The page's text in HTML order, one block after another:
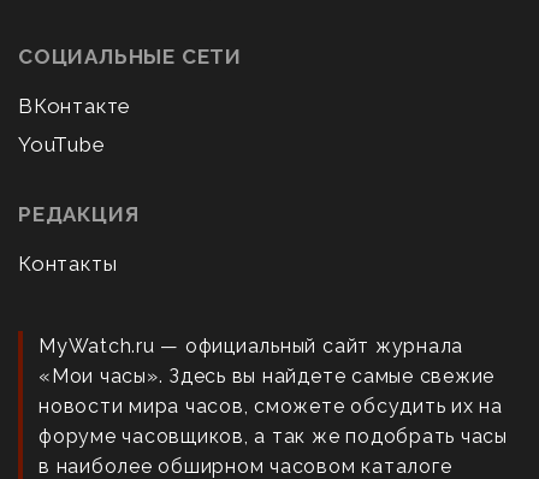
СОЦИАЛЬНЫЕ СЕТИ
ВКонтакте
YouTube
РЕДАКЦИЯ
Контакты
MyWatch.ru — официальный сайт журнала
«Мои часы». Здесь вы найдете самые свежие
новости мира часов, сможете обсудить их на
форуме часовщиков, а так же подобрать часы
в наиболее обширном часовом каталоге